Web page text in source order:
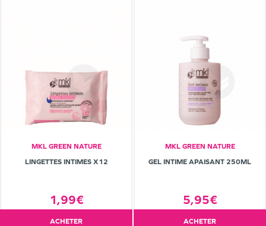
MKL GREEN NATURE
LINGETTES INTIMES X12
1,99€
ACHETER
MKL GREEN NATURE
GEL INTIME APAISANT 250ML
5,95€
ACHETER